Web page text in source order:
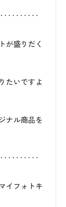
が盛りだく
たいですよ
ナル商品を
イフォトキ